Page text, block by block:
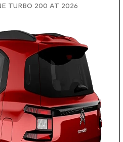
TURBO 200 AT 2026